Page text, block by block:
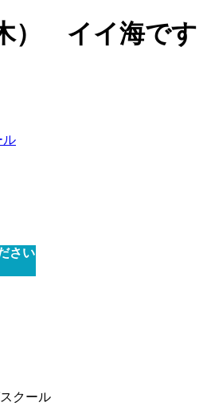
） イイ海です
さい
クール